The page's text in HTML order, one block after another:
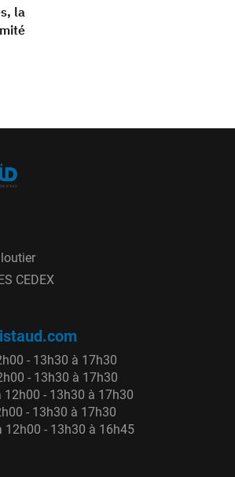
la
CEDEX
- 13h30 à 17h30
- 13h30 à 17h30
12h00 - 13h30 à 17h30
- 13h30 à 17h30
12h00 - 13h30 à 16h45